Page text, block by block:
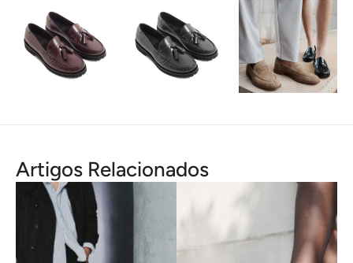
Artigos Relacionados